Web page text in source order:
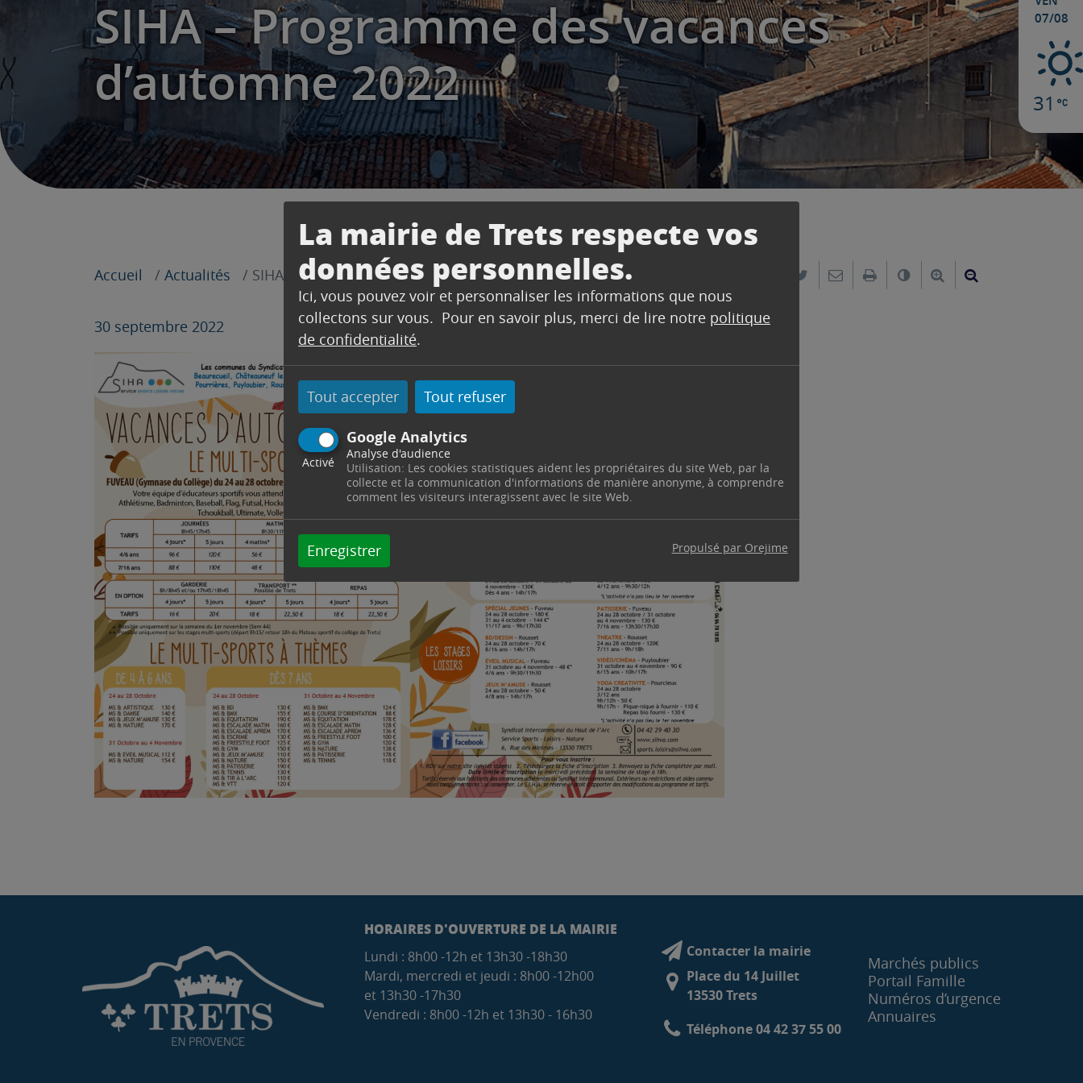
La mairie de Trets respecte vos
données personnelles.
Ici, vous pouvez voir et personnaliser les informations que nous
collectons sur vous. Pour en savoir plus, merci de lire notre politique
de confidentialité.
Tout accepter Tout refuser
Google Analytics
Activé
Analyse d'audience
Utilisation: Les cookies statistiques aident les propriétaires du site Web, par la
collecte et la communication d'informations de manière anonyme, à comprendre
comment les visiteurs interagissent avec le site Web.
Enregistrer Propulsé par Orejime
07/08
31
SIHA – Programme des vacances
d’automne 2022
Accueil Actualités SIHA – Programme des vacances d’automne 2022 Partager sur Facebook
Partager sur Twitter
Envoyer par e-mail
ImprimerChanger le contraste
Agrandir le texte
30 septembre 2022
HORAIRES D'OUVERTURE DE LA MAIRIE
Lundi : 8h00 -12h et 13h30 -18h30
Mardi, mercredi et jeudi : 8h00 -12h00
et 13h30 -17h30
Vendredi : 8h00 -12h et 13h30 - 16h30
Contacter la mairie
Place du 14 Juillet
13530 Trets
Téléphone 04 42 37 55 00
Marchés publics
Portail Famille
Numéros d’urgence
Annuaires